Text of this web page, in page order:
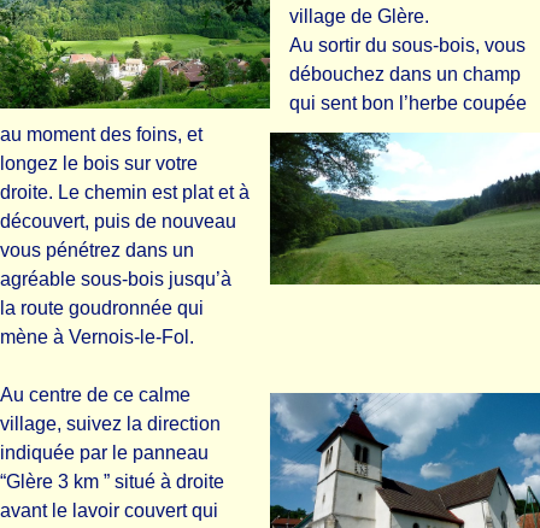
village de Glère.
Au sortir du sous-bois, vous
débouchez dans un champ
qui sent bon l’herbe coupée
au moment des foins, et
longez le bois sur votre
droite. Le chemin est plat et à
découvert, puis de nouveau
vous pénétrez dans un
agréable sous-bois jusqu’à
la route goudronnée qui
mène à Vernois-le-Fol.
Au centre de ce calme
village, suivez la direction
indiquée par le panneau
“Glère 3 km ” situé à droite
avant le lavoir couvert qui